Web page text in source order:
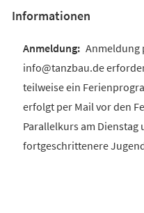
Informationen
Anmeldung
info@tanzbau.de
teilweise ein
erfolgt per Mail vor den
Parallelkurs am
fortgeschrittenere